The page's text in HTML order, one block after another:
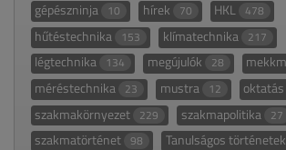
gépészninja 10 hírek 70 HKL 478
hűtéstechnika 153 klímatechnika 217
légtechnika 134 megújulók 28
méréstechnika 23 mustra 12 oktatás
szakmakörnyezet 229 szakmapolitika 27
szakmatörténet 98 Tanulságos történetek